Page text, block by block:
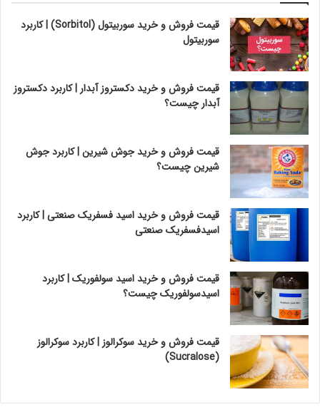
قیمت فروش و خرید سوربیتول (Sorbitol) | کاربرد
سوربیتول
قیمت فروش و خرید دکستروز آبدار | کاربرد دکستروز
آبدار چیست؟
قیمت فروش و خرید جوش شیرین | کاربرد جوش
شیرین چیست؟
قیمت فروش و خرید اسید فسفریک صنعتی | کاربرد
اسیدفسفریک صنعتی
قیمت فروش و خرید اسید سولفوریک | کاربرد
اسیدسولفوریک چیست؟
قیمت فروش و خرید سوکرالوز | کاربرد سوکرالوز
(Sucralose)